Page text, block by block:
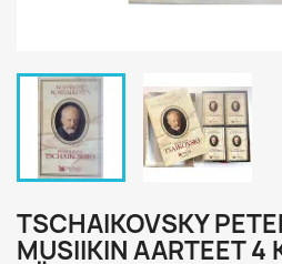
TSCHAIKOVSKY
MUSIIKIN AARTEET 4